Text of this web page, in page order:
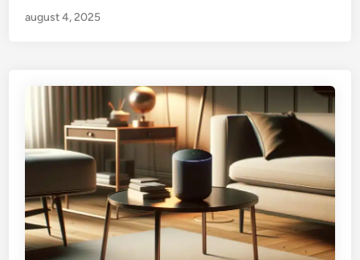
august 4, 2025